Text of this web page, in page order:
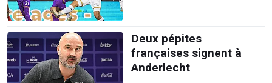
Deux pépites
françaises signent à
Anderlecht